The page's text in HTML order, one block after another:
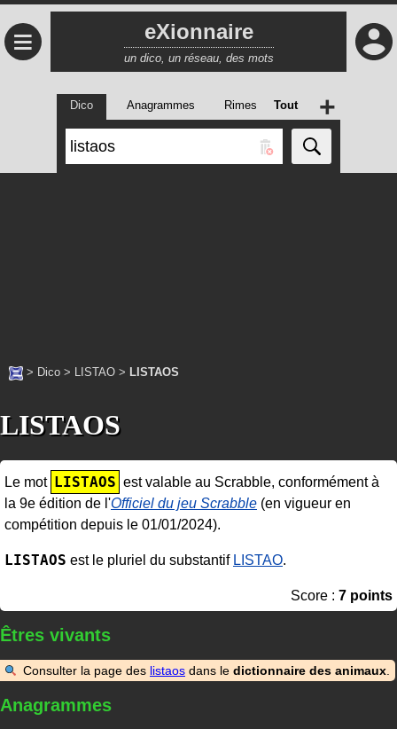
≡ eXionnaire
un dico, un réseau, des mots
Dico Anagrammes Rimes Tout +
> Dico > LISTAO > LISTAOS
LISTAOS
Le mot LISTAOS est valable au Scrabble, conformément à
la 9e édition de l'Officiel du jeu Scrabble (en vigueur en
compétition depuis le 01/01/2024).
LISTAOS est le pluriel du substantif LISTAO.
Score : 7 points
Êtres vivants
Consulter la page des listaos dans le dictionnaire des animaux
Anagrammes